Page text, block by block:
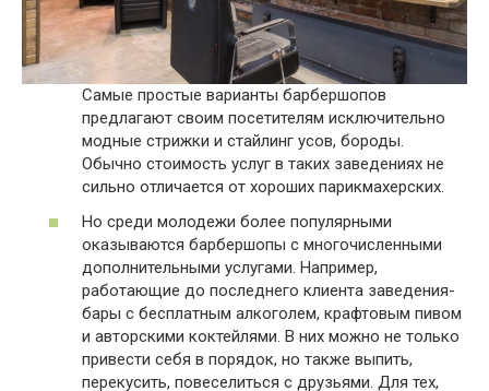
Самые простые варианты барбершопов
предлагают своим посетителям исключительно
модные стрижки и стайлинг усов, бороды.
Обычно стоимость услуг в таких заведениях не
сильно отличается от хороших парикмахерских.
Но среди молодежи более популярными
оказываются барбершопы с многочисленными
дополнительными услугами. Например,
работающие до последнего клиента заведения-
бары с бесплатным алкоголем, крафтовым пивом
и авторскими коктейлями. В них можно не только
привести себя в порядок, но также выпить,
перекусить, повеселиться с друзьями. Для тех,